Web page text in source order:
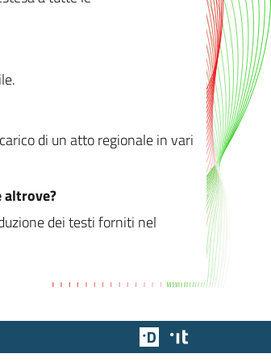
di un atto regionale in vari
dei testi forniti nel
Team Digitale